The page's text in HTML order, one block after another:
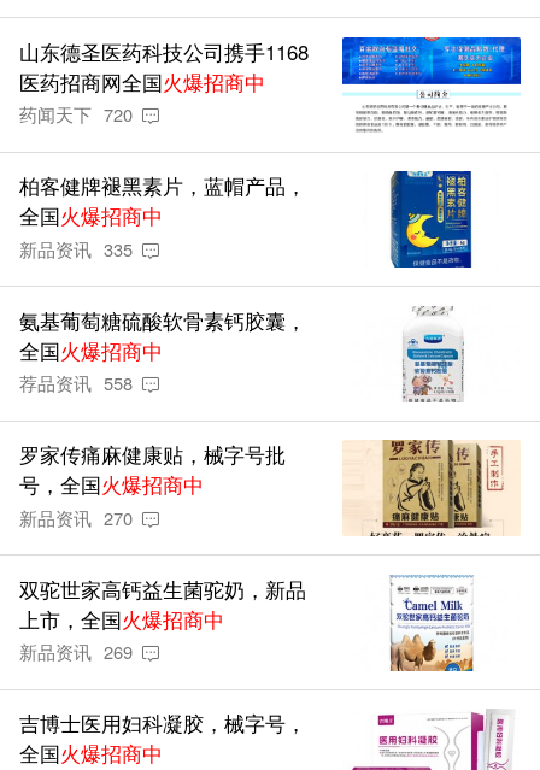
山东德圣医药科技公司携手1168
医药招商网全国火爆招商中
药闻天下 720
柏客健牌褪黑素片，蓝帽产品，
全国火爆招商中
新品资讯 335
氨基葡萄糖硫酸软骨素钙胶囊，
全国火爆招商中
荐品资讯 558
罗家传痛麻健康贴，械字号批
号，全国火爆招商中
新品资讯 270
双驼世家高钙益生菌驼奶，新品
上市，全国火爆招商中
新品资讯 269
吉博士医用妇科凝胶，械字号，
全国火爆招商中